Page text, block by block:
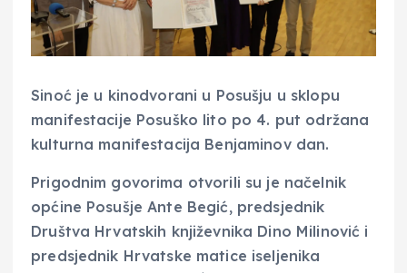
Sinoć je u kinodvorani u Posušju u sklopu
manifestacije Posuško lito po 4. put održana
kulturna manifestacija Benjaminov dan.
Prigodnim govorima otvorili su je načelnik
općine Posušje Ante Begić, predsjednik
Društva Hrvatskih književnika Dino Milinović i
predsjednik Hrvatske matice iseljenika